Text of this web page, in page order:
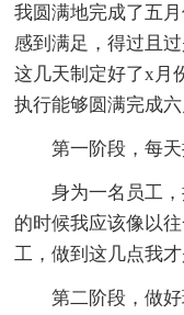
我圆满地完成了五
感到满足，得过且
这几天制定好了x月
执行能够圆满完成六
第一阶段，每
身为一名员工
的时候我应该像以
工，做到这几点我
第二阶段，做